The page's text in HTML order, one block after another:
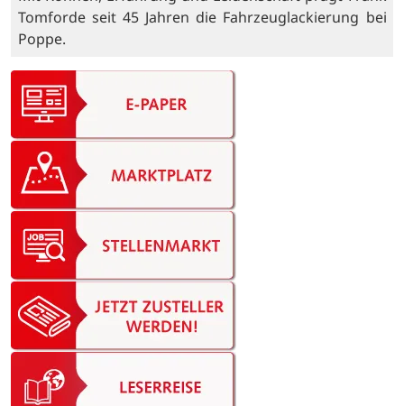
Tomforde seit 45 Jahren die Fahrzeuglackierung bei
Poppe.